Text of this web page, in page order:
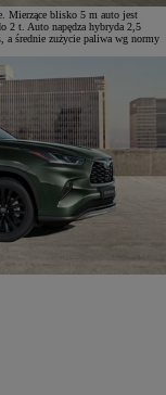
Mierzące blisko 5 m auto jest
2 t. Auto napędza hybryda 2,5
a średnie zużycie paliwa wg normy